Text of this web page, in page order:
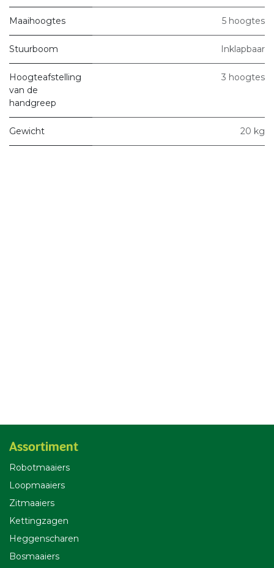
Maaihoogtes 5 hoogtes
Stuurboom Inklapbaar
Hoogteafstelling
van de
handgreep
3 hoogtes
Gewicht 20 kg
Assortiment
Robotmaaiers
Loopmaaiers
Zitmaaiers
Kettingzagen
Heggenscharen
Bosmaaiers